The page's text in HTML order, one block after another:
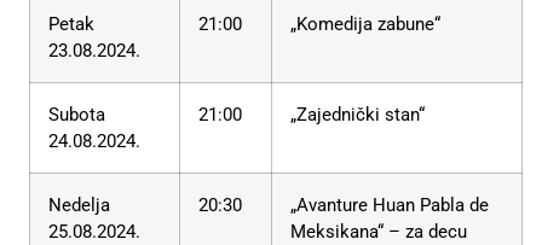
Petak
23.08.2024.
21:00 „Komedija zabune“
Subota
24.08.2024.
21:00 „Zajednički stan“
Nedelja
25.08.2024.
20:30
„Avanture Huan Pabla de
Meksikana“ – za decu